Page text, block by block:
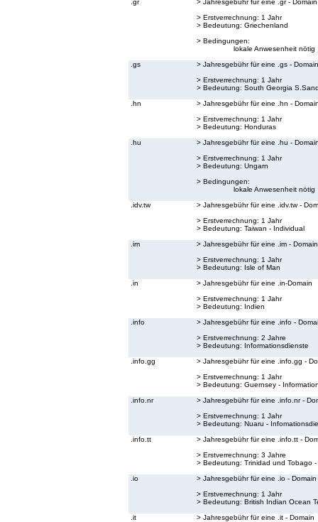
.gr
> Jahresgebühr für eine .gr - Domain
> Erstverrechnung: 1 Jahr
> Bedeutung: Griechenland
> Bedingungen:
lokale Anwesenheit nötig
.gs
> Jahresgebühr für eine .gs - Domain
> Erstverrechnung: 1 Jahr
> Bedeutung: South Georgia
.hn
> Jahresgebühr für eine .hn -
> Erstverrechnung: 1 Jahr
> Bedeutung: Honduras
.hu
> Jahresgebühr für eine .hu -
> Erstverrechnung: 1 Jahr
> Bedeutung: Ungarn
> Bedingungen:
lokale Anwesenheit nötig
.idv.tw
> Jahresgebühr für eine .idv.tw -
> Erstverrechnung: 1 Jahr
> Bedeutung: Taiwan - Individual
.im
> Jahresgebühr für eine .im - Domain
> Erstverrechnung: 1 Jahr
> Bedeutung: Isle of Man
.in
> Jahresgebühr für eine .in-Domain
> Erstverrechnung: 1 Jahr
> Bedeutung: Indien
.info
> Jahresgebühr für eine .info -
> Erstverrechnung: 2 Jahre
> Bedeutung: Informationsdienste
.info.gg
> Jahresgebühr für eine .info.gg -
> Erstverrechnung: 1 Jahr
> Bedeutung: Guernsey -
.info.nr
> Jahresgebühr für eine .info.nr -
> Erstverrechnung: 1 Jahr
> Bedeutung: Nuaru -
.info.tt
> Jahresgebühr für eine .info.tt -
> Erstverrechnung: 3 Jahre
> Bedeutung: Trinidad und Tobago
.io
> Jahresgebühr für eine .io - Domain
> Erstverrechnung: 1 Jahr
> Bedeutung: British Indian Ocean
.it
> Jahresgebühr für eine .it - Domain